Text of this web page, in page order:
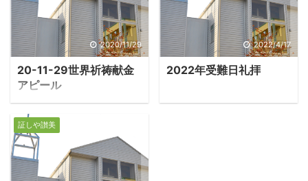
ている言葉の一つであろ
う「あなたのパンを水の
上に流せ」。不確かな将
来の中で今できる善を為
せ、その報いを楽しみに
待て、慈善とは楽しみに
投資することなのである
と。 －コヘレト11:1「あ
なたのパンを水に浮かべ
て流すがよい。月日がた
ってから、それを見いだ
「神の国は来た。悔改め
よ」との呼びかけに共感
し、ヨハネの弟子とな
り、共同生活の中に入っ
た。ヨハネはイエスの中
よ、世の罪を取り除く神
2020/11/29
20-11-29世界祈祷献金
アピール
2022/4/17
2022年受難日礼拝
証しや讃美